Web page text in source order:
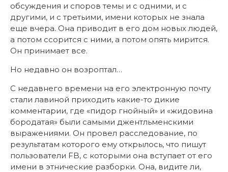
обсуждения и споров темы и с одними, и с
другими, и с третьими, имени которых не знала
еще вчера. Она приводит в его дом новых людей,
а потом ссорится с ними, а потом опять мирится.
Он принимает все.
Но недавно он возроптал…
С недавнего времени на его электронную почту
стали лавиной приходить какие-то дикие
комментарии, где «пидор гнойный» и «жидовина
бородатая» были самыми джентльменскими
выражениями. Он провел расследование, по
результатам которого ему открылось, что пишут
пользователи FB, с которыми она вступает от его
имени в этнические разборки. Она, видите ли,